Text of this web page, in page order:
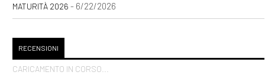
MATURITÀ 2026 - 6/22/2026
RECENSIONI
CARICAMENTO IN CORSO...